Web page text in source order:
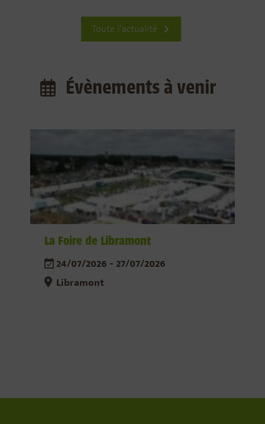
Toute l'actualité
Évènements à venir
La Foire de Libramont
24/07/2026 - 27/07/2026
Libramont